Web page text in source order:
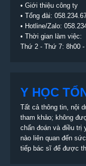
• Giới thiệu công ty
• Tổng đài:
• Hotline/Zalo:
• Thời gian làm việc:
Thứ 2 - Thứ 7: 8h00 -
Y HỌC
Tất cả thông tin, nội
tham khảo; không
chẩn đoán và điều
nào liên quan đến
tiếp bác sĩ để được